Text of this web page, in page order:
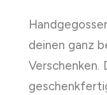
deinen ganz
Verschenken.